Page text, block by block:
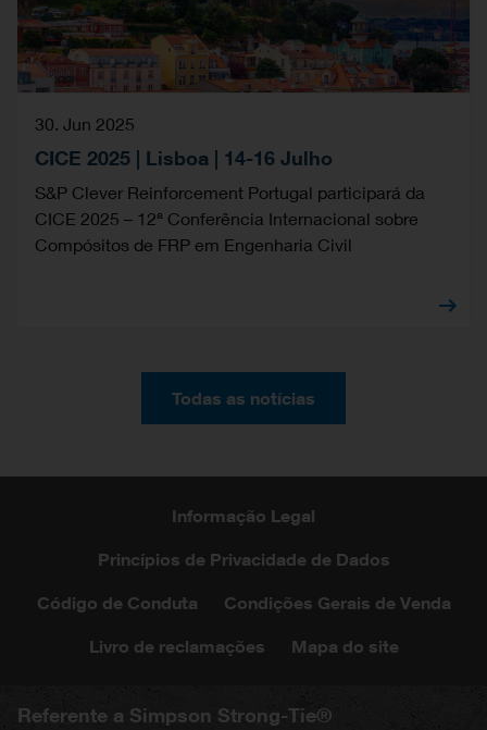
30. Jun 2025
CICE 2025 | Lisboa | 14-16 Julho
S&P Clever Reinforcement Portugal participará da
CICE 2025 – 12ª Conferência Internacional sobre
Compósitos de FRP em Engenharia Civil
Todas as notícias
Informação Legal
Princípios de Privacidade de Dados
Código de Conduta Condições Gerais de Venda
Livro de reclamações Mapa do site
Referente a Simpson Strong-Tie®